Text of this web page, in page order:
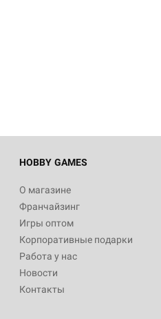
HOBBY GAMES
О магазине
Франчайзинг
Игры оптом
Корпоративные подарки
Работа у нас
Новости
Контакты